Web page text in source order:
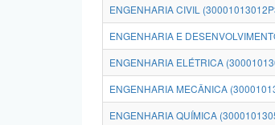
ENGENHARIA CIVIL
ENGENHARIA E
ENGENHARIA ELÉTRICA
ENGENHARIA MECÂNICA
ENGENHARIA QUÍMICA